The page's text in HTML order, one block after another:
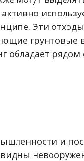
Эти
обладает
и